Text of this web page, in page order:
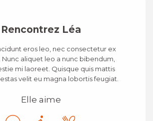
Rencontrez Léa
eros leo, nec consectetur ex
Nunc aliquet leo a nunc bibendum,
mi laoreet. Quisque quis mattis
velit eu magna lobortis feugiat.
Elle aime